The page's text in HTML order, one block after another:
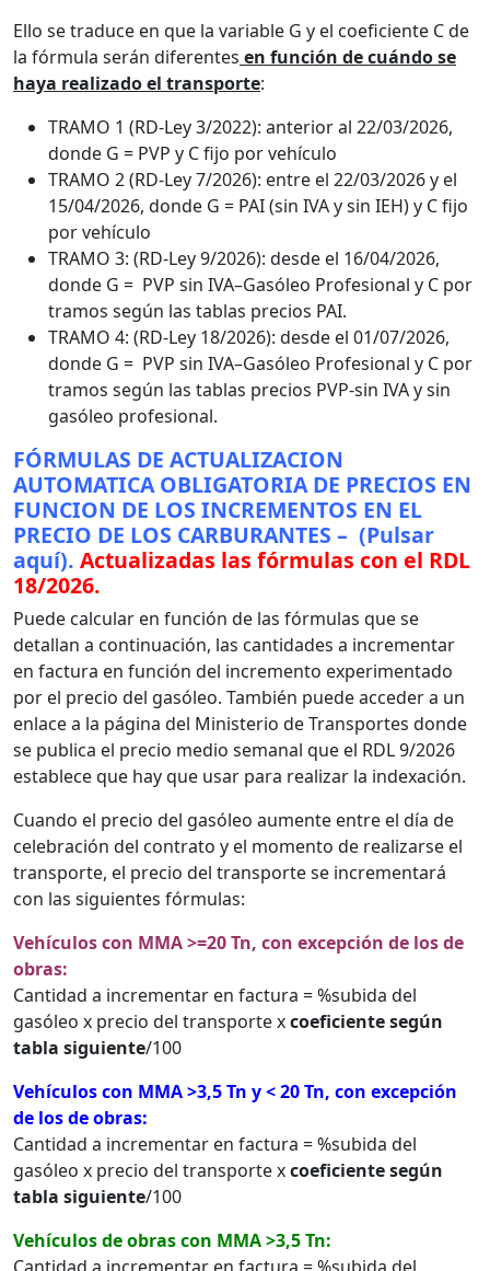
Ello se traduce en que la variable G y el coeficiente C de
la fórmula serán diferentes en función de cuándo se
haya realizado el transporte:
TRAMO 1 (RD-Ley 3/2022): anterior al 22/03/2026,
donde G = PVP y C fijo por vehículo
TRAMO 2 (RD-Ley 7/2026): entre el 22/03/2026 y el
15/04/2026, donde G = PAI (sin IVA y sin IEH) y C fijo
por vehículo
TRAMO 3: (RD-Ley 9/2026): desde el 16/04/2026,
donde G = PVP sin IVA–Gasóleo Profesional y C por
tramos según las tablas precios PAI.
TRAMO 4: (RD-Ley 18/2026): desde el 01/07/2026,
donde G = PVP sin IVA–Gasóleo Profesional y C por
tramos según las tablas precios PVP-sin IVA y sin
gasóleo profesional.
FÓRMULAS DE ACTUALIZACION
AUTOMATICA OBLIGATORIA DE PRECIOS EN
FUNCION DE LOS INCREMENTOS EN EL
PRECIO DE LOS CARBURANTES – (Pulsar
aquí). Actualizadas las fórmulas con el RDL
18/2026.
Puede calcular en función de las fórmulas que se
detallan a continuación, las cantidades a incrementar
en factura en función del incremento experimentado
por el precio del gasóleo. También puede acceder a un
enlace a la página del Ministerio de Transportes donde
se publica el precio medio semanal que el RDL 9/2026
establece que hay que usar para realizar la indexación.
Cuando el precio del gasóleo aumente entre el día de
celebración del contrato y el momento de realizarse el
transporte, el precio del transporte se incrementará
con las siguientes fórmulas:
Vehículos con MMA >=20 Tn, con excepción de los de
obras:
Cantidad a incrementar en factura = %subida del
gasóleo x precio del transporte xcoeficiente según
tabla siguiente/100
Vehículos con MMA >3,5 Tn y < 20 Tn, con excepción
de los de obras:
Cantidad a incrementar en factura = %subida del
gasóleo x precio del transporte xcoeficiente según
tabla siguiente/100
Vehículos de obras con MMA >3,5 Tn: